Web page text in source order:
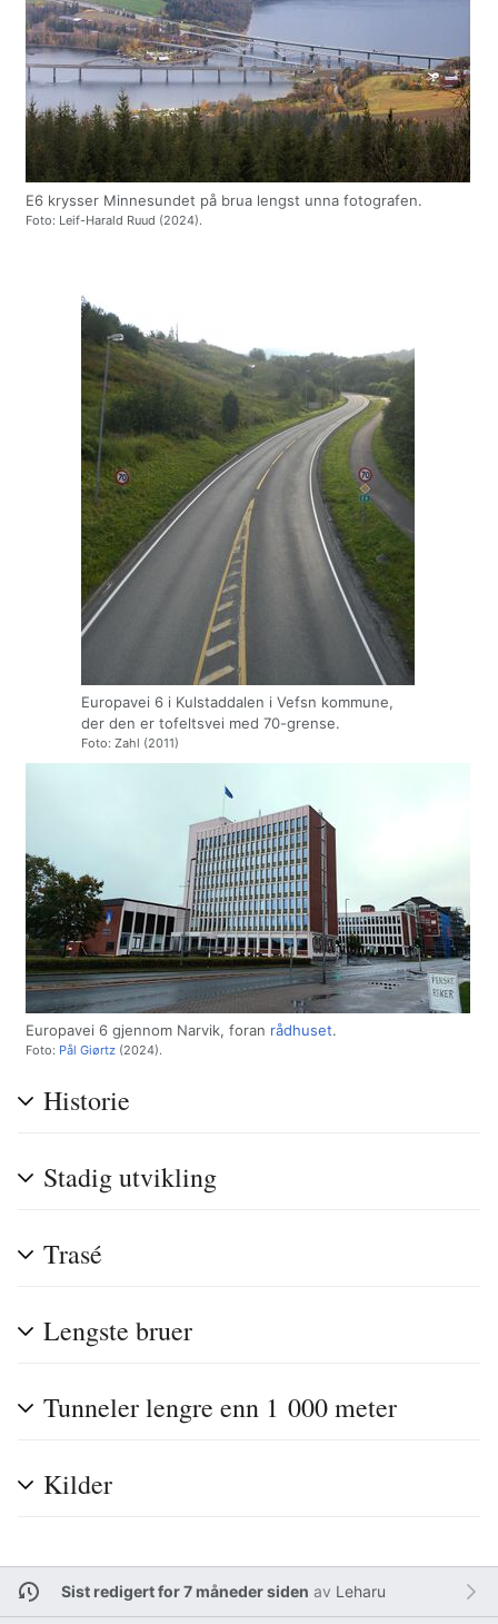
E6 krysser Minnesundet på brua lengst unna fotografen.
Foto: Leif-Harald Ruud (2024).
Europavei 6 i Kulstaddalen i Vefsn kommune,
der den er tofeltsvei med 70-grense.
Foto: Zahl (2011)
Europavei 6 gjennom Narvik, foran rådhuset.
Foto: Pål Giørtz (2024).
Historie
Stadig utvikling
Trasé
Lengste bruer
Tunneler lengre enn 1 000 meter
Kilder
Sist redigert for 7 måneder siden av Leharu